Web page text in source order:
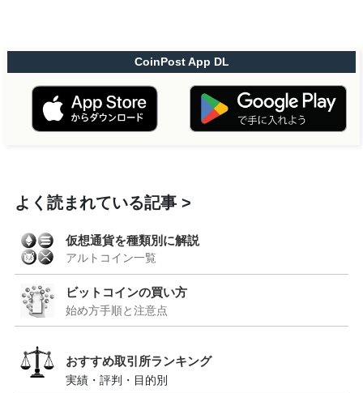
CoinPost App DL
よく読まれている記事
仮想通貨を種類別に解説
アルトコイン一覧
ビットコインの買い方
始め方手順と注意点
おすすめ取引所ランキング
実績・評判・目的別